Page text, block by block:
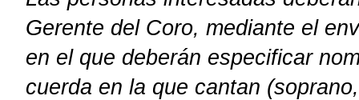
Gerente del Coro, mediante el
en el que deberán especificar
cuerda en la que cantan